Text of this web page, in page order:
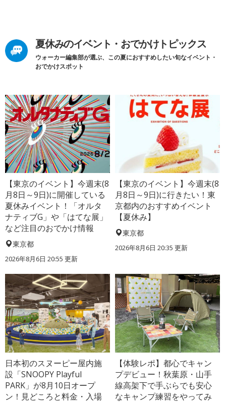
夏休みのイベント・おでかけトピックス
ウォーカー編集部が選ぶ、この夏におすすめしたい旬なイベント・
おでかけスポット
【東京のイベント】今週末(8
月8日～9日)に開催している
夏休みイベント！「オルタ
ナティブG」や「はてな展」
など注目のおでかけ情報
東京都
2026年8月6日 20:55 更新
【東京のイベント】今週末(8
月8日～9日)に行きたい！東
京都内のおすすめイベント
【夏休み】
東京都
2026年8月6日 20:35 更新
日本初のスヌーピー屋内施
設「SNOOPY Playful
PARK」が8月10日オープ
ン！見どころと料金・入場
【体験レポ】都心でキャン
プデビュー！秋葉原・山手
線高架下で手ぶらでも安心
なキャンプ練習をやってみ